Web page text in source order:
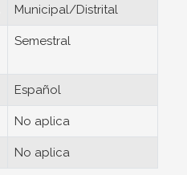
Municipal/Distrital
Semestral
Español
No aplica
No aplica